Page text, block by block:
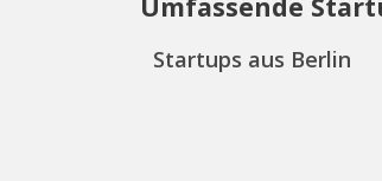
Umfassende
Startups aus Berlin